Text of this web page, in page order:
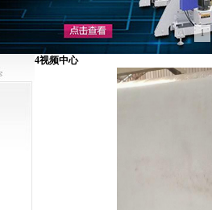
1
4视频中心